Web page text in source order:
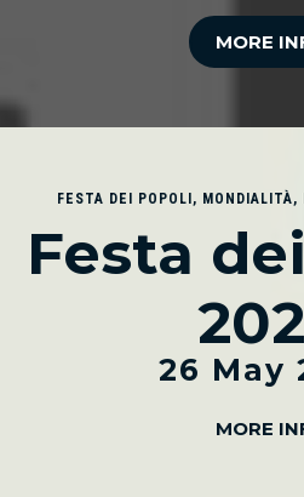
MORE
FESTA DEI POPOLI , MONDIALITÀ,
Festa
26 May
MORE